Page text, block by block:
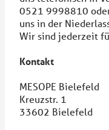
0521 9998810
uns in der
Wir sind jederzeit
Kontakt
MESOPE Bielefeld
Kreuzstr. 1
33602 Bielefeld